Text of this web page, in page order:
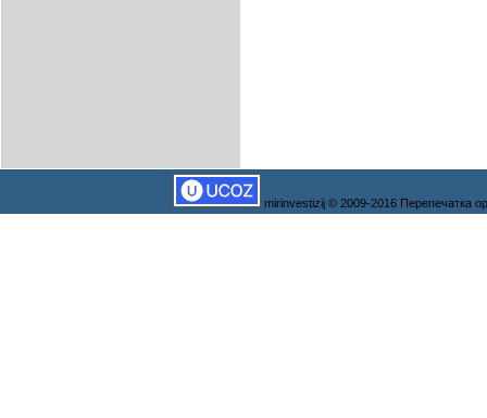
mirinvestizij © 2009-2016 Перепечатка